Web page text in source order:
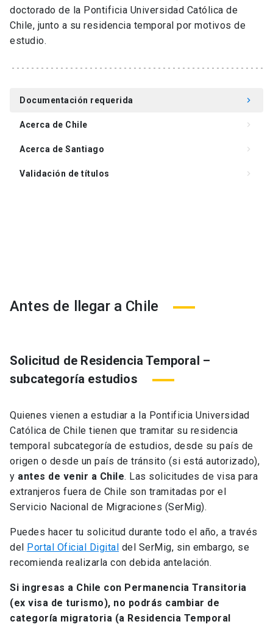
doctorado de la Pontificia Universidad Católica de
Chile, junto a su residencia temporal por motivos de
estudio.
Documentación requerida keyboard_arrow_right
Acerca de Chile keyboard_arrow_right
Acerca de Santiago keyboard_arrow_right
Validación de títulos keyboard_arrow_right
Antes de llegar a Chile
Solicitud de Residencia Temporal –
subcategoría estudios
Quienes vienen a estudiar a la Pontificia Universidad
Católica de Chile tienen que tramitar su residencia
temporal subcategoría de estudios, desde su país de
origen o desde un país de tránsito (si está autorizado),
y antes de venir a Chile. Las solicitudes de visa para
extranjeros fuera de Chile son tramitadas por el
Servicio Nacional de Migraciones (SerMig).
Puedes hacer tu solicitud durante todo el año, a través
del Portal Oficial Digital del SerMig, sin embargo, se
recomienda realizarla con debida antelación.
Si ingresas a Chile con Permanencia Transitoria
(ex visa de turismo), no podrás cambiar de
categoría migratoria (a Residencia Temporal